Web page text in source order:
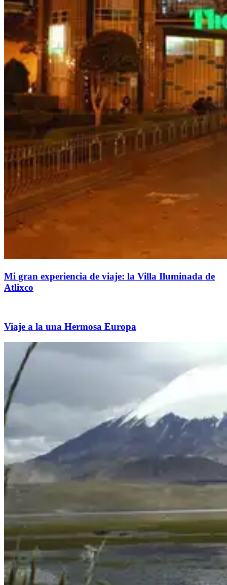
Mi gran experiencia de viaje: la Villa Iluminada de
Atlixco
Viaje a la una Hermosa Europa